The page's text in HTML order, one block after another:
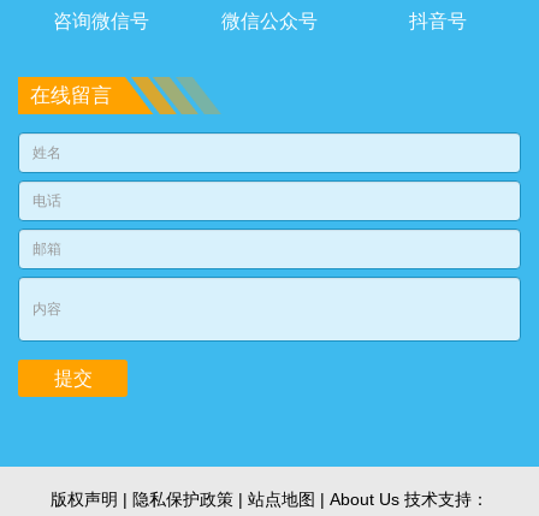
咨询微信号 微信公众号 抖音号
在线留言
版权声明 | 隐私保护政策 | 站点地图 | About Us 技术支持：